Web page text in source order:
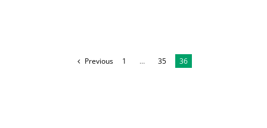
Previous 1 … 35 36